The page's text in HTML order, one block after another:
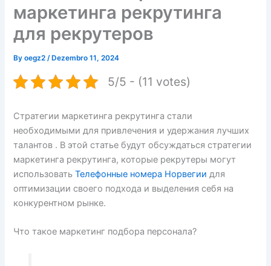
маркетинга рекрутинга
для рекрутеров
Byoegz2/ Dezembro 11, 2024
5/5 - (11 votes)
Стратегии маркетинга рекрутинга стали
необходимыми для привлечения и удержания лучших
талантов . В этой статье будут обсуждаться стратегии
маркетинга рекрутинга, которые рекрутеры могут
использоватьТелефонные номера Норвегии для
оптимизации своего подхода и выделения себя на
конкурентном рынке.
Что такое маркетинг подбора персонала?